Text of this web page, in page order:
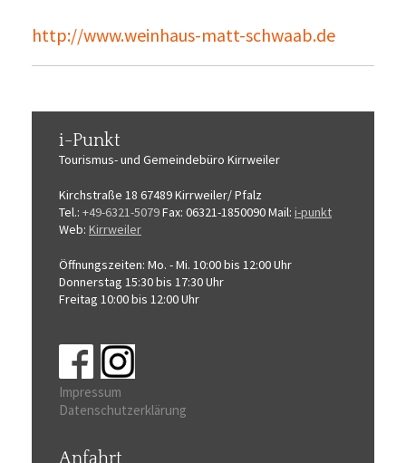
http://www.weinhaus-matt-schwaab.de
i-Punkt
Tourismus-und Gemeindebüro Kirrweiler
Kirchstraße 18 67489 Kirrweiler/ Pfalz
Tel.: +49-6321-5079Fax: 06321-1850090Mail: i-punkt
Web: Kirrweiler
Öffnungszeiten: Mo. - Mi. 10:00 bis 12:00 Uhr
Donnerstag 15:30 bis 17:30 Uhr
Freitag 10:00 bis 12:00 Uhr
Impressum
Datenschutzerklärung
Anfahrt